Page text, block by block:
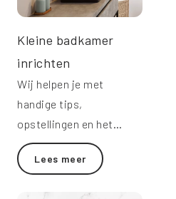
Kleine badkamer
inrichten
Wij helpen je met
handige tips,
opstellingen en het
kostenplaatje.
Lees meer